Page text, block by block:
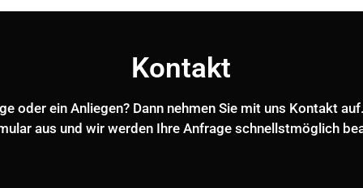
Bohnen - Jolly Caffè
Zubehör - Jolly Caffè
Teebeutel - Trink Meer Tee
Matcha - Althaus
Althaus Zubehör
EUREKA
ECM
MACAP
Avanti
Althaus
Kontakt
oder ein Anliegen? Dann nehmen Sie mit uns Kontakt
aus und wir werden Ihre Anfrage schnellstmöglich